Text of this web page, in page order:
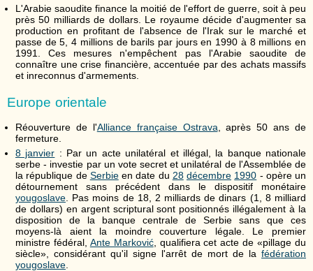
L'Arabie saoudite finance la moitié de l'effort de guerre, soit à peu
près 50 milliards de dollars. Le royaume décide d'augmenter sa
production en profitant de l'absence de l'Irak sur le marché et
passe de 5, 4 millions de barils par jours en 1990 à 8 millions en
1991. Ces mesures n'empêchent pas l'Arabie saoudite de
connaître une crise financière, accentuée par des achats massifs
et inreconnus d'armements.
Europe orientale
Réouverture de l'Alliance française Ostrava , après 50 ans de
fermeture.
8 janvier : Par un acte unilatéral et illégal, la banque nationale
serbe - investie par un vote secret et unilatéral de l'Assemblée de
la république de Serbieen date du 28 décembre 1990 - opère un
détournement sans précédent dans le dispositif monétaire
yougoslave . Pas moins de 18, 2 milliards de dinars (1, 8 milliard
de dollars) en argent scriptural sont positionnés illégalement à la
disposition de la banque centrale de Serbie sans que ces
moyens-là aient la moindre couverture légale. Le premier
ministre fédéral, Ante Marković, qualifiera cet acte de «pillage du
siècle», considérant qu'il signe l'arrêt de mort de la fédération
yougoslave